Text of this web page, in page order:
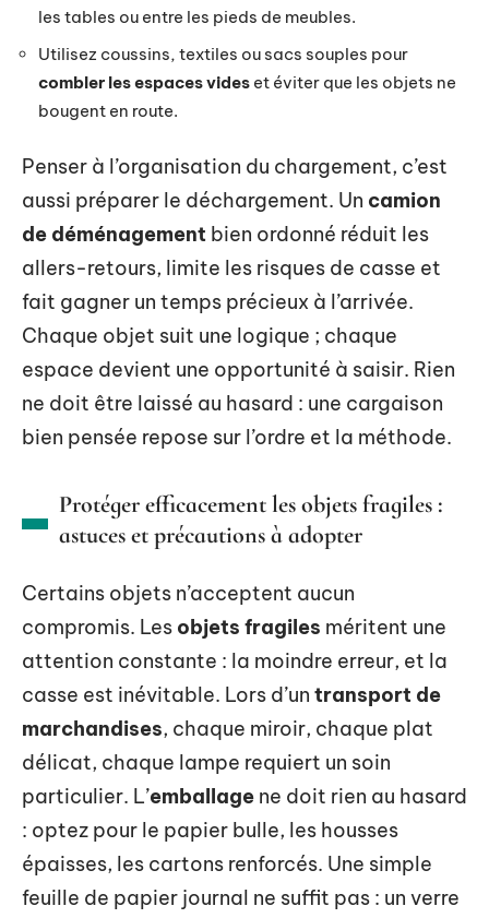
les tables ou entre les pieds de meubles.
Utilisez coussins, textiles ou sacs souples pour
combler les espaces vides et éviter que les objets ne
bougent en route.
Penser à l’organisation du chargement, c’est
aussi préparer le déchargement. Un camion
de déménagement bien ordonné réduit les
allers-retours, limite les risques de casse et
fait gagner un temps précieux à l’arrivée.
Chaque objet suit une logique ; chaque
espace devient une opportunité à saisir. Rien
ne doit être laissé au hasard : une cargaison
bien pensée repose sur l’ordre et la méthode.
Protéger efficacement les objets fragiles :
astuces et précautions à adopter
Certains objets n’acceptent aucun
compromis. Les objets fragiles méritent une
attention constante : la moindre erreur, et la
casse est inévitable. Lors d’un transport de
marchandises, chaque miroir, chaque plat
délicat, chaque lampe requiert un soin
particulier. L’emballage ne doit rien au hasard
: optez pour le papier bulle, les housses
épaisses, les cartons renforcés. Une simple
feuille de papier journal ne suffit pas : un verre